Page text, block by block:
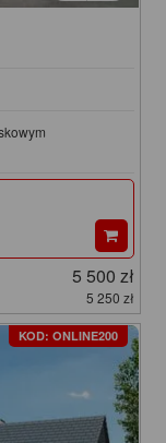
5 500 zł
5 250 zł
KOD: ONLINE200